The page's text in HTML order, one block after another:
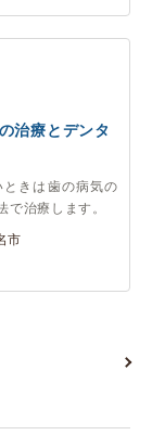
治療とデンタ
きは歯の病気の
治療します。
市